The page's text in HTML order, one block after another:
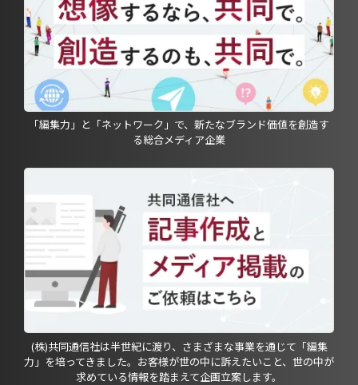
「編集力」と「ネットワーク」で、新たなブランド価値を創造す
る総合メディア企業
(株)共同通信社は半世紀に渡り、さまざまな事業を通じて「編集
力」を培ってきました。お客様が世の中に訴えたいこと、世の中が
求めている情報を踏まえて企画立案します。